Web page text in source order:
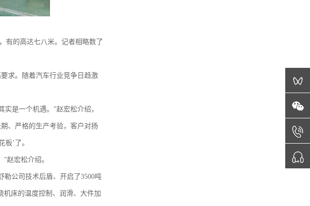
有的高达七八米。记者相略数了
求。随着汽车行业竞争日趋激
是一个机遇。”赵宏松介绍，
、严格的生产考验，客户对扬
’了。
赵宏松介绍。
勒公司技术后盾、开启了3500吨
机床的温度控制、润滑、大件加